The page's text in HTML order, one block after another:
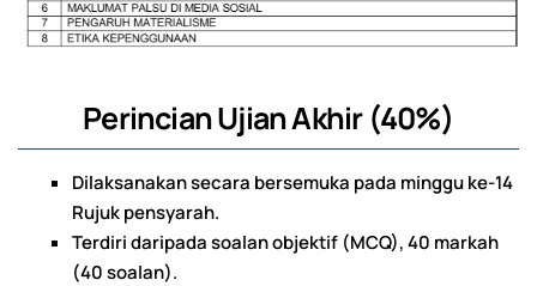
Perincian Ujian Akhir (40%)
Dilaksanakan secara bersemuka pada minggu ke-14
Rujuk pensyarah.
Terdiri daripada soalan objektif (MCQ), 40 markah
(40 soalan).